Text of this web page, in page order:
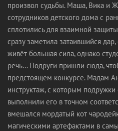
произвол судьбы. Маша, Вика и
сотрудников детского дома с
сплотились для взаимной
сразу заметила затаившийся
живёт большая сила, однако
речь… Подруги пришли сюда,
предстоящем конкурсе. Мадам
инструктаж, с которым
выполнили его в точном
вмешался мордатый кот
магическими артефактами в